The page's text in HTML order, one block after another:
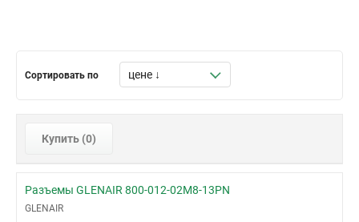
Сортировать по
Купить (0)
Разъемы GLENAIR 800-012-02M8-13PN
GLENAIR